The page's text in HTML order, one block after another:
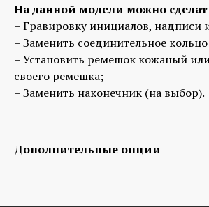
На данной модели можно
– Гравировку инициалов, надписи
– Заменить соединительное
– Установить ремешок кожаный
своего ремешка;
– Заменить наконечник (на выбор).
Дополнительные опции